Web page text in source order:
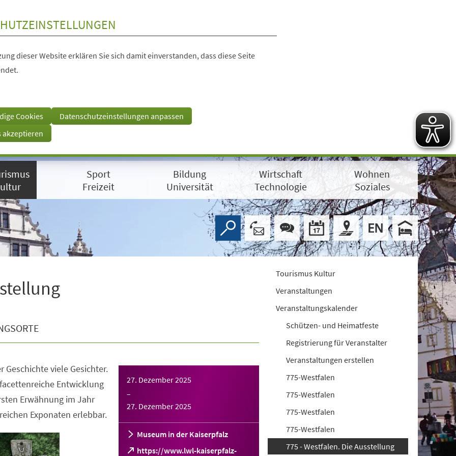
dieser Website erklären Sie sich damit einverstanden, dass diese Seite
Cookies
Datenschutzeinstellungen anpassen
akzeptieren
Sport
Freizeit
Bildung
Universität
Wirtschaft
Technologie
Wohnen
Soziales
27. Dezember 2025
–
27. Dezember 2025
Museum in der Kaiserpfalz
https://www.lwl-kaiserpfalz-
Geschichte viele Gesichter.
Entwicklung
Erwähnung im Jahr
Exponaten erlebbar.
Tourismus Kultur
Veranstaltungen
Veranstaltungskalender
Schützen- und Heimatfeste
Registrierung für Veranstalter
Veranstaltungen erstellen
775-Westfalen
775-Westfalen
775-Westfalen
775-Westfalen
775 - Westfalen. Die Ausstellung